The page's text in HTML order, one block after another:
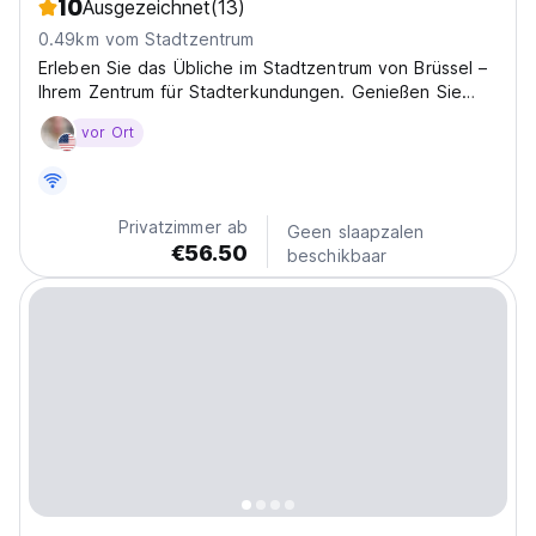
10Ausgezeichnet(13)
0.49km vom Stadtzentrum
Erleben Sie das Übliche im Stadtzentrum von Brüssel –
Ihrem Zentrum für Stadterkundungen. Genießen Sie
Köstlichkeiten aus der Region im The U und
entspannen Sie sich in unseren gemütlichen Zimmern,
Auswirkungen...
vor Ort
Privatzimmer ab
€56.50
Geen slaapzalen
beschikbaar